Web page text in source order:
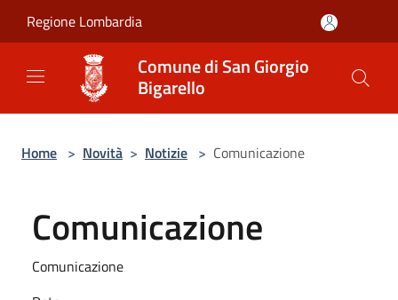
Regione Lombardia
Comune di San Giorgio
Bigarello
Home > Novità > Notizie > Comunicazione
Comunicazione
Comunicazione